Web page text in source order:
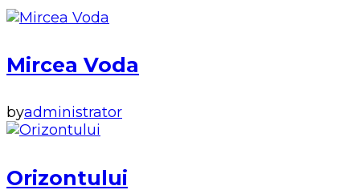
Mircea Voda
byadministrator
Orizontului